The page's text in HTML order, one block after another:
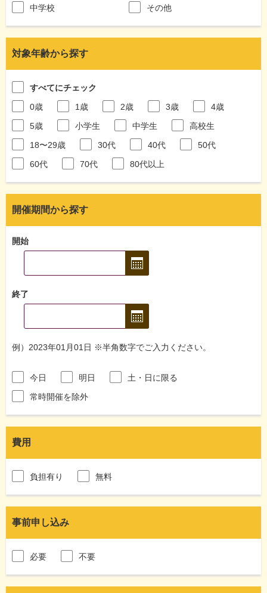
中学校
その他
対象年齢から探す
すべてにチェック
0歳
1歳 2歳 3歳
4歳
5歳
小学生 中学生
高校生
18〜29歳
30代 40代
50代
60代
70代 80代以上
開催期間から探す
開始
終了
例）2023年01月01日 ※半角数字でご入力ください。
今日 明日
土・日に限る
常時開催を除外
費用
負担有り 無料
事前申し込み
必要 不要